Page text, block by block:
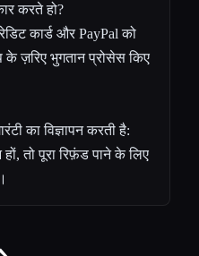
करते हो?
कार्ड और PayPal को
के ज़रिए भुगतान प्रोसेस किए
का विज्ञापन करती है:
तो पूरा रिफ़ंड पाने के लिए